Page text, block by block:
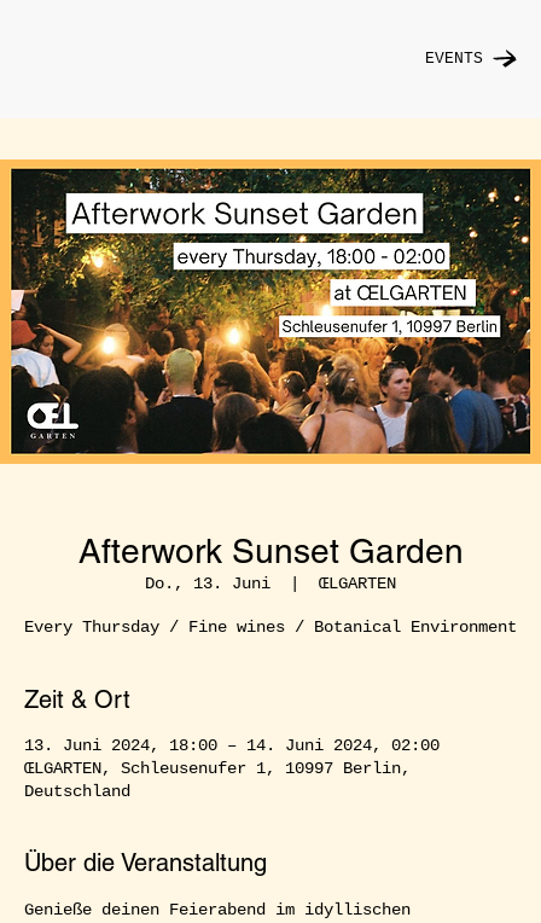
EVENTS
Afterwork Sunset Garden
Do., 13. Juni
  |
ŒLGARTEN
Every Thursday / Fine wines / Botanical Environment
Zeit & Ort
13. Juni 2024, 18:00 – 14. Juni 2024, 02:00
ŒLGARTEN, Schleusenufer 1, 10997 Berlin,
Deutschland
Über die Veranstaltung
Genieße deinen Feierabend im idyllischen